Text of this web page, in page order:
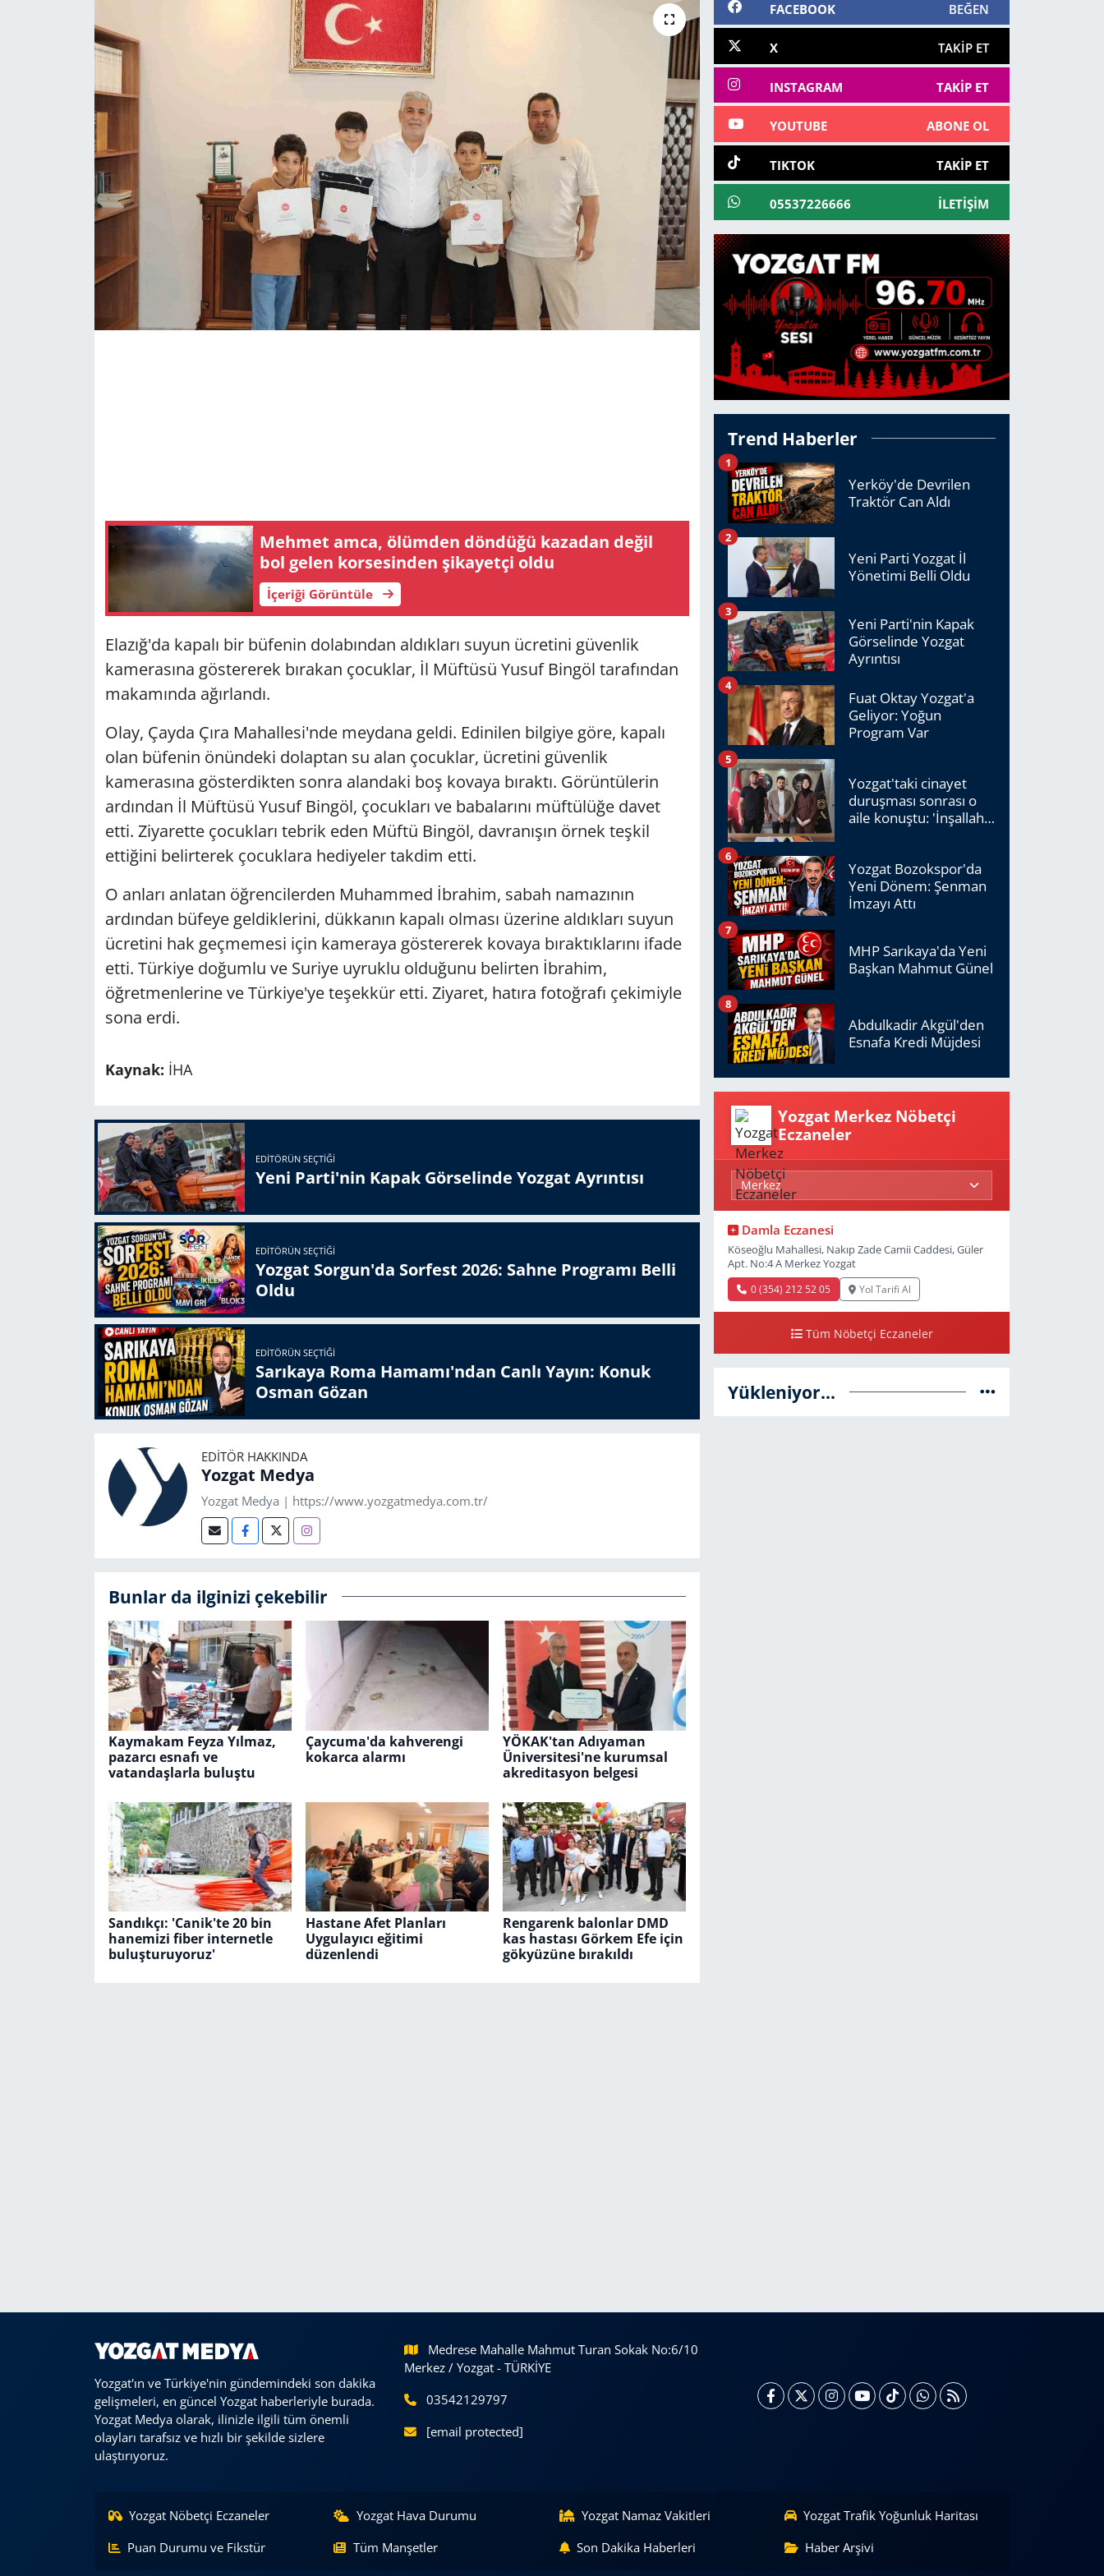
Mehmet amca, ölümden döndüğü kazadan değil
bol gelen korsesinden şikayetçi oldu
İçeriği Görüntüle
Elazığ'da kapalı bir büfenin dolabından aldıkları suyun ücretini güvenlik
kamerasına göstererek bırakan çocuklar, İl Müftüsü Yusuf Bingöl tarafından
makamında ağırlandı.
Olay, Çayda Çıra Mahallesi'nde meydana geldi. Edinilen bilgiye göre, kapalı
olan büfenin önündeki dolaptan su alan çocuklar, ücretini güvenlik
kamerasına gösterdikten sonra alandaki boş kovaya bıraktı. Görüntülerin
ardından İl Müftüsü Yusuf Bingöl, çocukları ve babalarını müftülüğe davet
etti. Ziyarette çocukları tebrik eden Müftü Bingöl, davranışın örnek teşkil
ettiğini belirterek çocuklara hediyeler takdim etti.
O anları anlatan öğrencilerden Muhammed İbrahim, sabah namazının
ardından büfeye geldiklerini, dükkanın kapalı olması üzerine aldıkları suyun
ücretini hak geçmemesi için kameraya göstererek kovaya bıraktıklarını ifade
etti. Türkiye doğumlu ve Suriye uyruklu olduğunu belirten İbrahim,
öğretmenlerine ve Türkiye'ye teşekkür etti. Ziyaret, hatıra fotoğrafı çekimiyle
sona erdi.
Kaynak: İHA
EDITÖRÜN SEÇTIĞI
Yeni Parti'nin Kapak Görselinde Yozgat Ayrıntısı
EDITÖRÜN SEÇTIĞI
Yozgat Sorgun'da Sorfest 2026: Sahne Programı Belli
Oldu
EDITÖRÜN SEÇTIĞI
Sarıkaya Roma Hamamı'ndan Canlı Yayın: Konuk
Osman Gözan
EDITÖR HAKKINDA
Yozgat Medya
Yozgat Medya | https://www.yozgatmedya.com.tr/
Bunlar da ilginizi çekebilir
Kaymakam Feyza Yılmaz,
pazarcı esnafı ve
vatandaşlarla buluştu
Çaycuma'da kahverengi
kokarca alarmı
YÖKAK'tan Adıyaman
Üniversitesi'ne kurumsal
akreditasyon belgesi
Sandıkçı: 'Canik'te 20 bin
hanemizi fiber internetle
buluşturuyoruz'
Hastane Afet Planları
Uygulayıcı eğitimi
düzenlendi
Rengarenk balonlar DMD
kas hastası Görkem Efe için
gökyüzüne bırakıldı
FACEBOOK BEĞEN
X TAKIP ET
INSTAGRAM TAKIP ET
YOUTUBE ABONE OL
TIKTOK TAKIP ET
05537226666 İLETIŞIM
Trend Haberler
Yerköy'de Devrilen
Traktör Can Aldı
1
Yeni Parti Yozgat İl
Yönetimi Belli Oldu
2
Yeni Parti'nin Kapak
Görselinde Yozgat
Ayrıntısı
3
Fuat Oktay Yozgat'a
Geliyor: Yoğun
Program Var
4
Yozgat'taki cinayet
duruşması sonrası o
aile konuştu: 'İnşallah
5
Yozgat Bozokspor'da
Yeni Dönem: Şenman
İmzayı Attı
6
MHP Sarıkaya'da Yeni
Başkan Mahmut Günel
7
Abdulkadir Akgül'den
Esnafa Kredi Müjdesi
8
Yozgat Merkez Nöbetçi
Eczaneler
Damla Eczanesi
Köseoğlu Mahallesi, Nakıp Zade Camii Caddesi, Güler
Apt. No:4 A Merkez Yozgat
0 (354) 212 52 05 Yol Tarifi Al
Tüm Nöbetçi Eczaneler
Yükleniyor...
Yozgat'ın ve Türkiye'nin gündemindeki son dakika
gelişmeleri, en güncel Yozgat haberleriyle burada.
Yozgat Medya olarak, ilinizle ilgili tüm önemli
olayları tarafsız ve hızlı bir şekilde sizlere
ulaştırıyoruz.
Medrese Mahalle Mahmut Turan Sokak No:6/10
Merkez / Yozgat - TÜRKİYE
03542129797
[email protected]
Yozgat Nöbetçi Eczaneler Yozgat Hava Durumu Yozgat Namaz Vakitleri
Yozgat Trafik Yoğunluk Haritası
Puan Durumu ve Fikstür
Tüm Manşetler Son Dakika Haberleri Haber Arşivi